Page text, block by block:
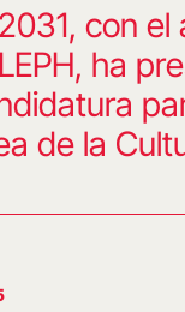
con el
ha
de la